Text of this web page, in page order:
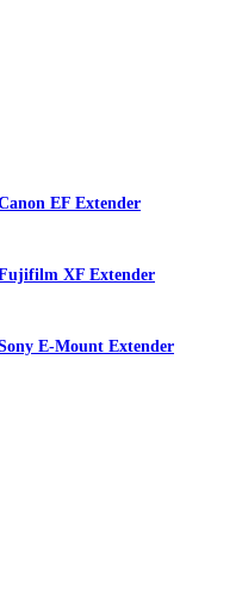
EF Extender
XF Extender
E-Mount Extender